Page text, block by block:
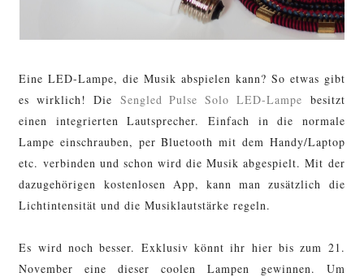
Eine LED-Lampe, die Musik abspielen kann? So etwas gibt
es wirklich! Die Sengled Pulse Solo LED-Lampe besitzt
einen integrierten Lautsprecher. Einfach in die normale
Lampe einschrauben, per Bluetooth mit dem Handy/Laptop
etc. verbinden und schon wird die Musik abgespielt. Mit der
dazugehörigen kostenlosen App, kann man zusätzlich die
Lichtintensität und die Musiklautstärke regeln.
Es wird noch besser. Exklusiv könnt ihr hier bis zum 21.
November eine dieser coolen Lampen gewinnen. Um